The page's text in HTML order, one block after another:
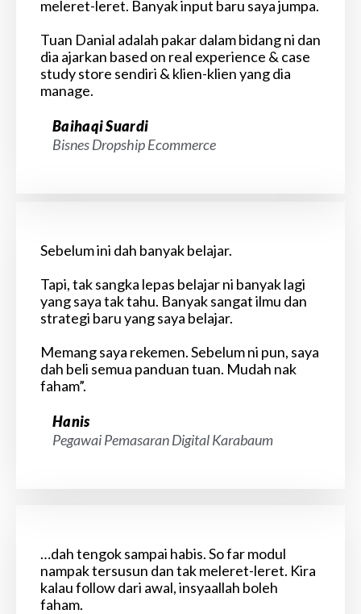
meleret-leret. Banyak input baru saya jumpa.
Tuan Danial adalah pakar dalam bidang ni dan
dia ajarkan based on real experience & case
study store sendiri & klien-klien yang dia
manage.
Baihaqi Suardi
Bisnes Dropship Ecommerce
Sebelum ini dah banyak belajar.
Tapi, tak sangka lepas belajar ni banyak lagi
yang saya tak tahu. Banyak sangat ilmu dan
strategi baru yang saya belajar.
Memang saya rekemen. Sebelum ni pun, saya
dah beli semua panduan tuan. Mudah nak
faham”.
Hanis
Pegawai Pemasaran Digital Karabaum
…dah tengok sampai habis. So far modul
nampak tersusun dan tak meleret-leret. Kira
kalau follow dari awal, insyaallah boleh
faham.